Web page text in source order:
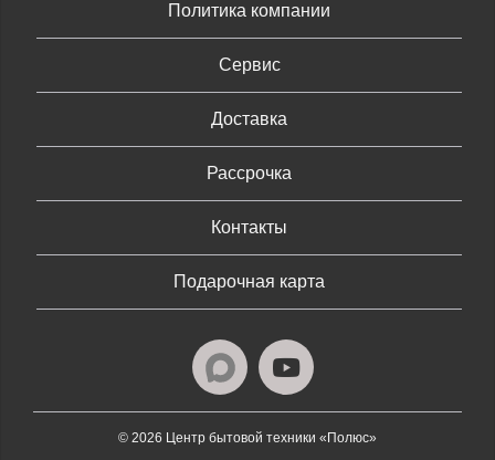
Политика компании
Сервис
Доставка
Рассрочка
Контакты
Подарочная карта
© 2026 Центр бытовой техники «Полюс»